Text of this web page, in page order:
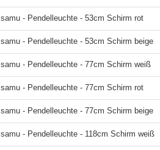
Isamu - Pendelleuchte - 53cm Schirm rot
Isamu - Pendelleuchte - 53cm Schirm beige
Isamu - Pendelleuchte - 77cm Schirm weiß
Isamu - Pendelleuchte - 77cm Schirm rot
Isamu - Pendelleuchte - 77cm Schirm beige
Isamu - Pendelleuchte - 118cm Schirm weiß